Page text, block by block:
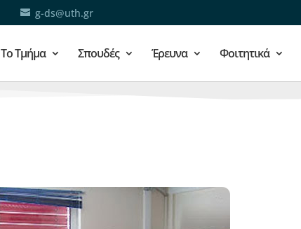
g-ds@uth.gr
Το Τμήμα Σπουδές Έρευνα Φοιτητικά